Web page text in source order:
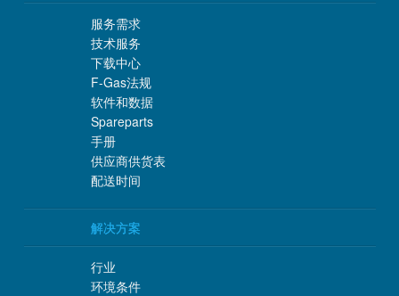
服务需求
技术服务
下载中心
F-Gas法规
软件和数据
Spareparts
手册
供应商供货表
配送时间
解决方案
行业
环境条件